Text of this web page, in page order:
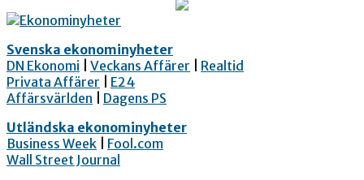
Svenska ekonominyheter
DN Ekonomi
Veckans Affärer
Realtid
Privata Affärer
E24
Affärsvärlden
Dagens PS
Utländska ekonominyheter
Business Week
Fool.com
Wall Street Journal